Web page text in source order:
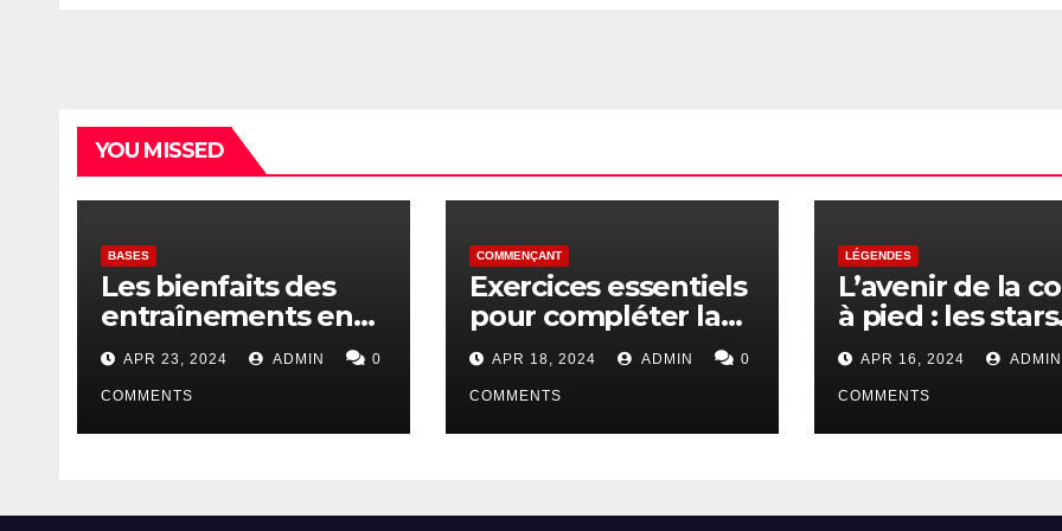
YOU MISSED
BASES
Les bienfaits des
entraînements en
côte pour les
coureurs
APR 23, 2024 ADMIN 0
COMMENTS
COMMENÇANT
Exercices essentiels
pour compléter la
course à pied pour
les débutants
APR 18, 2024 ADMIN 0
COMMENTS
LÉGENDES
L’avenir de la
à pied : les stars
montantes à
surveiller
APR 16, 2024 ADMIN
COMMENTS